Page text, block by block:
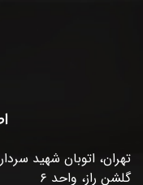
تهران، اتوبان شهید
گلشن راز، واحد ۶